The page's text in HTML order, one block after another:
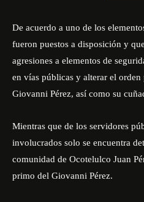
De acuerdo a uno de los
fueron puestos a disposición y
agresiones a elementos de
en vías públicas y alterar el
Giovanni Pérez, así como su
Mientras que de los servidores
involucrados solo se encuentra
comunidad de Ocotelulco Juan
primo del Giovanni Pérez.